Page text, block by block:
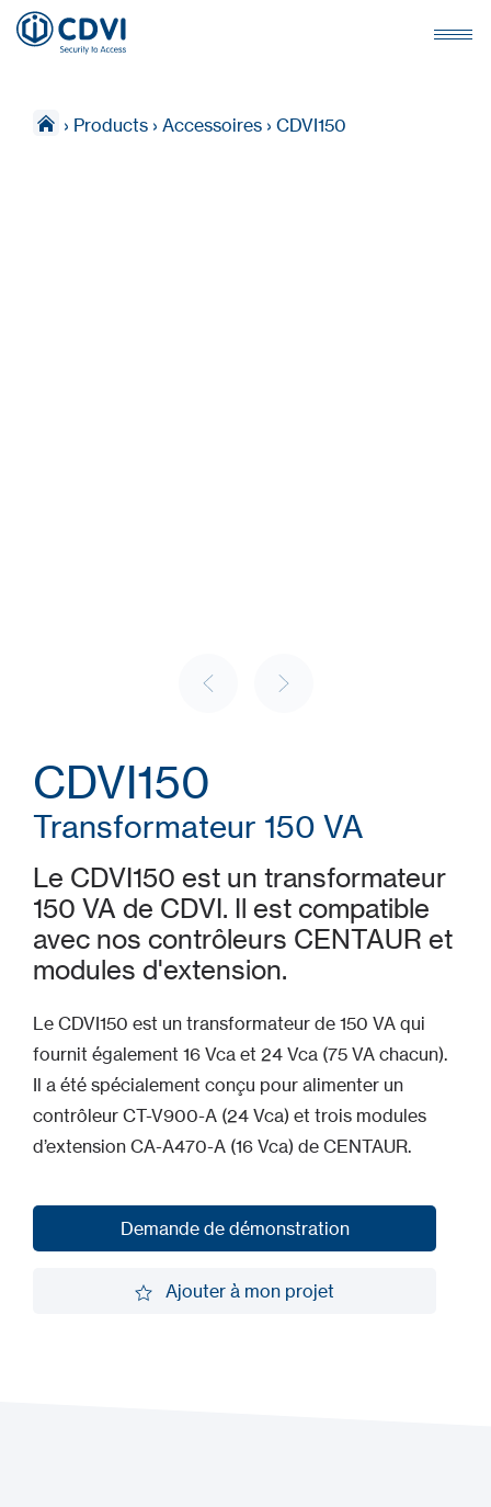
› Products › Accessoires › CDVI150
CDVI150
Transformateur 150 VA
Le CDVI150 est un transformateur
150 VA de CDVI. Il est compatible
avec nos contrôleurs CENTAUR et
modules d'extension.
Le CDVI150 est un transformateur de 150 VA qui
fournit également 16 Vca et 24 Vca (75 VA chacun).
Il a été spécialement conçu pour alimenter un
contrôleur CT-V900-A (24 Vca) et trois modules
d’extension CA-A470-A (16 Vca) de CENTAUR.
Demande de démonstration
Ajouter à mon projet